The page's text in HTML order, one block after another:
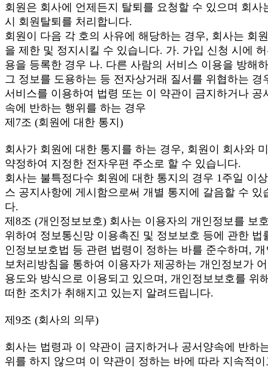
회원은 회사에 언제든지 탈퇴를 요청할 수 있으며 회사
시 회원탈퇴를 처리합니다.
회원이 다음 각 호의 사유에 해당하는 경우, 회사는 회
을 제한 및 정지시킬 수 있습니다. 가. 가입 신청 시에
용을 등록한 경우 나. 다른 사람의 서비스 이용을 방해
그 정보를 도용하는 등 전자상거래 질서를 위협하는 경
서비스를 이용하여 법령 또는 이 약관이 금지하거나 공
속에 반하는 행위를 하는 경우
제7조 (회원에 대한 통지)
회사가 회원에 대한 통지를 하는 경우, 회원이 회사와
약정하여 지정한 전자우편 주소로 할 수 있습니다.
회사는 불특정다수 회원에 대한 통지의 경우 1주일 이
스 공지사항에 게시함으로써 개별 통지에 갈음할 수 있
다.
제8조 (개인정보보호) 회사는 이용자의 개인정보를 보
위하여 정보통신망 이용촉진 및 정보보호 등에 관한 법
인정보보호법 등 관련 법령이 정하는 바를 준수하며,
보처리방침을 통하여 이용자가 제공하는 개인정보가
용도와 방식으로 이용되고 있으며, 개인정보보호를 위
떠한 조치가 취해지고 있는지 알려드립니다.
제9조 (회사의 의무)
회사는 법령과 이 약관이 금지하거나 공서양속에 반하
위를 하지 않으며 이 약관이 정하는 바에 따라 지속적이